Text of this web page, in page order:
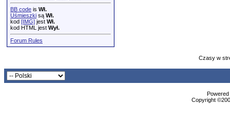
BB code is Wł.
Uśmieszki są Wł.
kod [IMG] jest Wł.
kod HTML jest Wył.
Forum Rules
Czasy w
Copyright